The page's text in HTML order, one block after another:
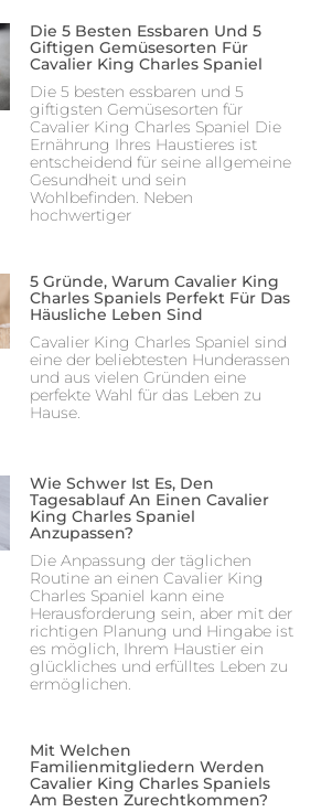
Die 5 Besten Essbaren Und 5
Giftigen Gemüsesorten Für
Cavalier King Charles Spaniel
Die 5 besten essbaren und 5
giftigsten Gemüsesorten für
Cavalier King Charles Spaniel Die
Ernährung Ihres Haustieres ist
entscheidend für seine allgemeine
Gesundheit und sein
Wohlbefinden. Neben
hochwertiger
5 Gründe, Warum Cavalier King
Charles Spaniels Perfekt Für Das
Häusliche Leben Sind
Cavalier King Charles Spaniel sind
eine der beliebtesten Hunderassen
und aus vielen Gründen eine
perfekte Wahl für das Leben zu
Hause.
Wie Schwer Ist Es, Den
Tagesablauf An Einen Cavalier
King Charles Spaniel
Anzupassen?
Die Anpassung der täglichen
Routine an einen Cavalier King
Charles Spaniel kann eine
Herausforderung sein, aber mit der
richtigen Planung und Hingabe ist
es möglich, Ihrem Haustier ein
glückliches und erfülltes Leben zu
ermöglichen.
Mit Welchen
Familienmitgliedern Werden
Cavalier King Charles Spaniels
Am Besten Zurechtkommen?